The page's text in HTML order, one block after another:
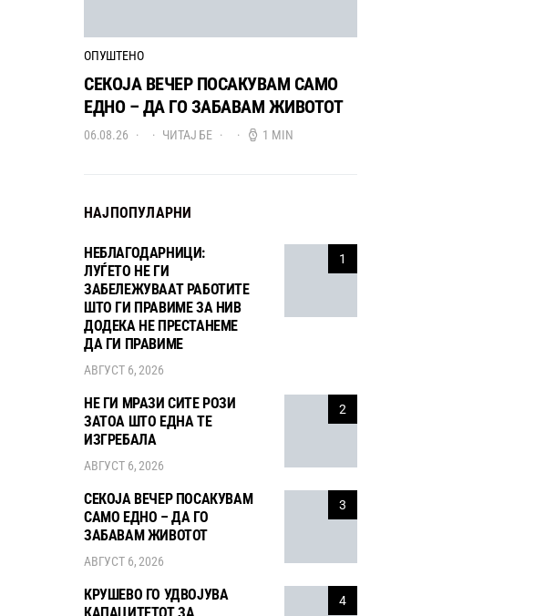
ОПУШТЕНО
СЕКОЈА ВЕЧЕР ПОСАКУВАМ САМО
ЕДНО – ДА ГО ЗАБАВАМ ЖИВОТОТ
06.08.26 ЧИТАЈ БЕ 1 MIN
НАЈПОПУЛАРНИ
1
НЕБЛАГОДАРНИЦИ:
ЛУЃЕТО НЕ ГИ
ЗАБЕЛЕЖУВААТ РАБОТИТЕ
ШТО ГИ ПРАВИМЕ ЗА НИВ
ДОДЕКА НЕ ПРЕСТАНЕМЕ
ДА ГИ ПРАВИМЕ
АВГУСТ 6, 2026
2
НЕ ГИ МРАЗИ СИТЕ РОЗИ
ЗАТОА ШТО ЕДНА ТЕ
ИЗГРЕБАЛА
АВГУСТ 6, 2026
3
СЕКОЈА ВЕЧЕР ПОСАКУВАМ
САМО ЕДНО – ДА ГО
ЗАБАВАМ ЖИВОТОТ
АВГУСТ 6, 2026
4
КРУШЕВО ГО УДВОЈУВА
КАПАЦИТЕТОТ ЗА